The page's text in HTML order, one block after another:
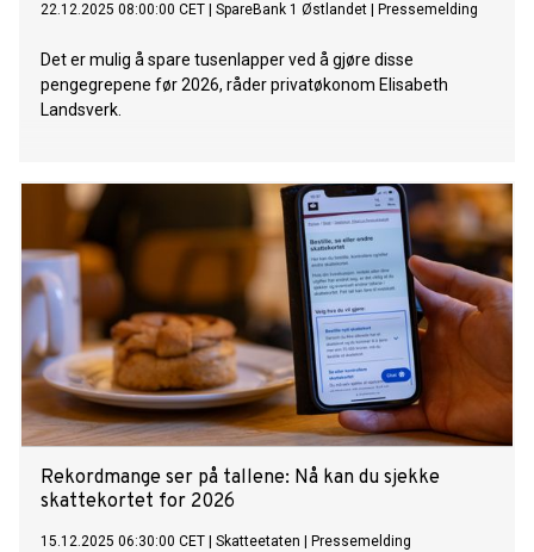
22.12.2025 08:00:00 CET SpareBank 1 Østlandet Pressemelding
Det er mulig å spare tusenlapper ved å gjøre disse
pengegrepene før 2026, råder privatøkonom Elisabeth
Landsverk.
Rekordmange ser på tallene: Nå kan du sjekke
skattekortet for 2026
15.12.2025 06:30:00 CET Skatteetaten Pressemelding